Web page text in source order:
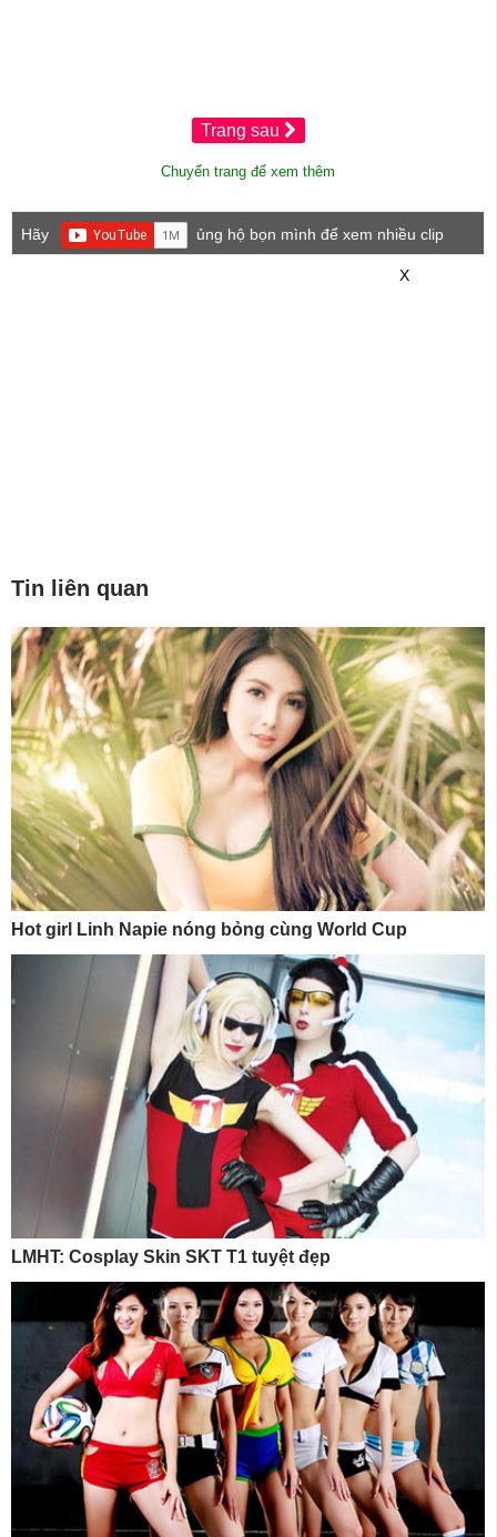
Trang sau
Chuyển trang để xem thêm
Hãy
ủng hộ bọn mình để xem nhiều clip
X
Tin liên quan
Hot girl Linh Napie nóng bỏng cùng World Cup
LMHT: Cosplay Skin SKT T1 tuyệt đẹp